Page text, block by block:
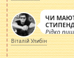
ЧИ
Рідко
просто
навколо
Віталій Улибін